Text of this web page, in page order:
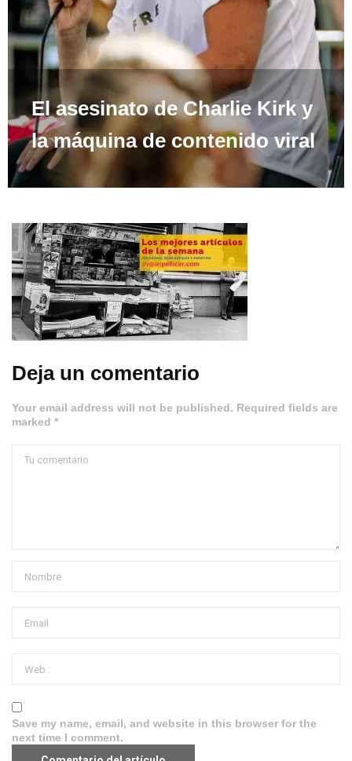
El asesinato de Charlie Kirk y
la máquina de contenido viral
Deja un comentario
Your email address will not be published. Required fields are
marked *
Save my name, email, and website in this browser for the
next time I comment.